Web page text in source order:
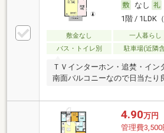
なし
1階 / 1LDK
敷金なし 一人暮らし
バス・トイレ別
駐車場(近隣
ＴＶインターホン・追焚・イン
南面バルコニーなので日当たり
4.90万円
管理費3,500